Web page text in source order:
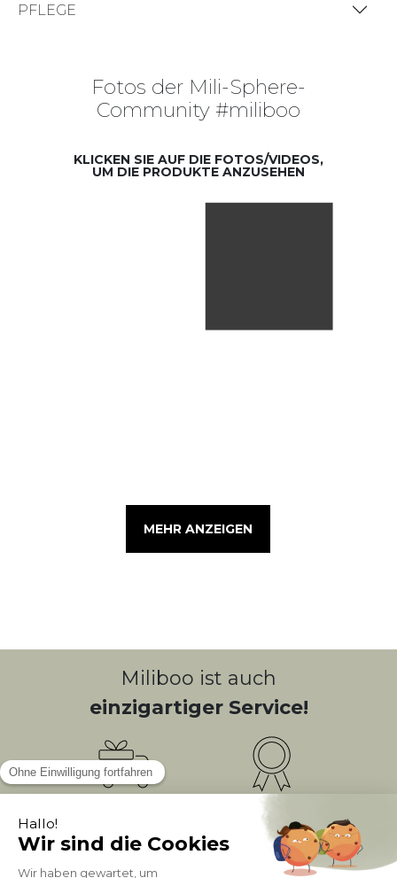
PFLEGE
Fotos der Mili-Sphere-
Community #miliboo
KLICKEN SIE AUF DIE FOTOS/VIDEOS,
UM DIE PRODUKTE ANZUSEHEN
MEHR ANZEIGEN
Miliboo ist auch
einzigartiger Service!
Bonusprogramm
PUNKTE = 5